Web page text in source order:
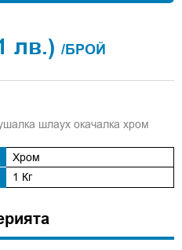
лв.) /БРОЙ
шлаух окачалка хром
Хром
1 Кг